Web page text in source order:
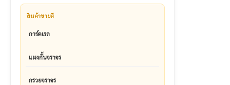
สินค้าขายดี
การ์ดเรล
แผงกั้นจราจร
กรวยจราจร